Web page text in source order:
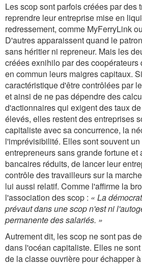
Les scop sont parfois créées par des
reprendre leur entreprise mise en
redressement, comme MyFerryLink
D'autres apparaissent quand le
sans héritier ni repreneur. Mais les
créées exnihilo par des coopérateurs
en commun leurs maigres capitaux.
caractéristique d'être contrôlées par
et ainsi de ne pas dépendre des
d'actionnaires qui exigent des taux
élevés, elles restent des entreprises
capitaliste avec sa concurrence, la
l'imprévisibilité. Elles sont souvent
entrepreneurs sans grande fortune et
bancaires réduits, de lancer leur
contrôle des travailleurs sur la
lui aussi relatif. Comme l'affirme la
l'association des scop : « La
prévaut dans une scop n'est ni
permanente des salariés. »
Autrement dit, les scop ne sont pas
dans l'océan capitaliste. Elles ne
de la classe ouvrière pour échapper